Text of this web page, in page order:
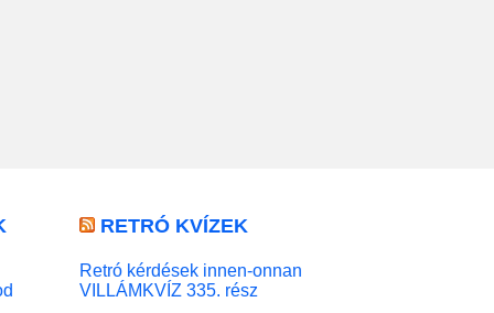
RETRÓ KVÍZEK
Retró kérdések innen-onnan
VILLÁMKVÍZ 335. rész